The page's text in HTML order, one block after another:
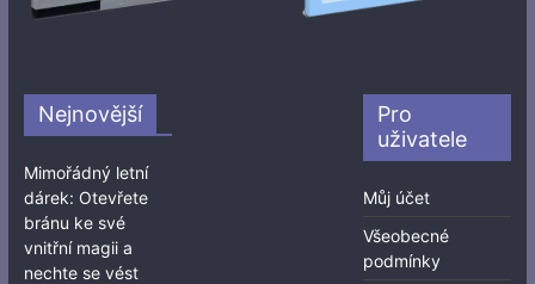
Nejnovější
Mimořádný letní
dárek: Otevřete
bránu ke své
vnitřní magii a
nechte se vést
Pro
uživatele
Můj účet
Všeobecné
podmínky